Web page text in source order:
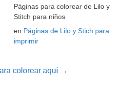
Páginas para colorear de Lilo y
Stitch para niños
en Páginas de Lilo y Stich para
imprimir
colorear aquí →